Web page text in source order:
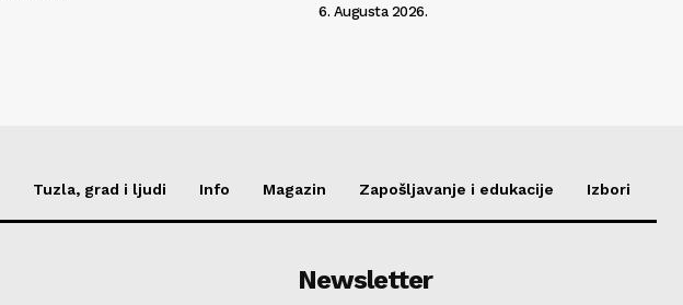
6. Augusta 2026.
Tuzla, grad i ljudi Info Magazin Zapošljavanje i edukacije Izbori
Newsletter